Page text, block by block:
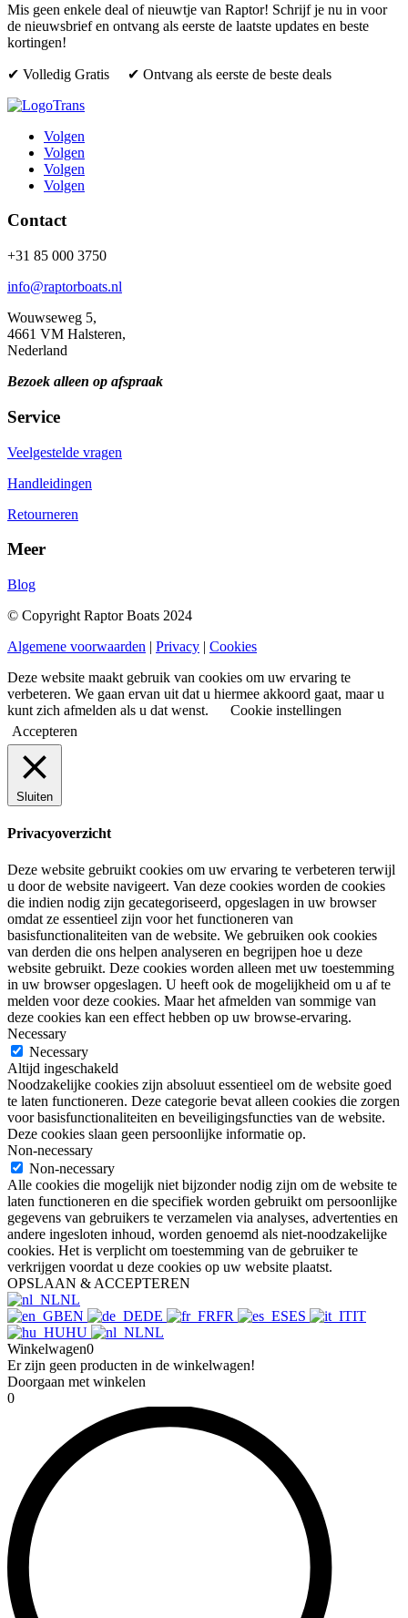
Mis geen enkele deal of nieuwtje van Raptor! Schrijf je nu in voor
de nieuwsbrief en ontvang als eerste de laatste updates en beste
kortingen!
✔ Volledig Gratis ✔ Ontvang als eerste de beste deals
Volgen
Volgen
Volgen
Volgen
Contact
+31 85 000 3750
info@raptorboats.nl
Wouwseweg 5,
4661 VM Halsteren,
Nederland
Bezoek alleen op afspraak
Service
Veelgestelde vragen
Handleidingen
Retourneren
Meer
Blog
© Copyright Raptor Boats 2024
Algemene voorwaarden | Privacy | Cookies
Deze website maakt gebruik van cookies om uw ervaring te
verbeteren. We gaan ervan uit dat u hiermee akkoord gaat, maar u
kunt zich afmelden als u dat wenst.
Cookie instellingen
Accepteren
Sluiten
Privacyoverzicht
Deze website gebruikt cookies om uw ervaring te verbeteren terwijl
u door de website navigeert. Van deze cookies worden de cookies
die indien nodig zijn gecategoriseerd, opgeslagen in uw browser
omdat ze essentieel zijn voor het functioneren van
basisfunctionaliteiten van de website. We gebruiken ook cookies
van derden die ons helpen analyseren en begrijpen hoe u deze
website gebruikt. Deze cookies worden alleen met uw toestemming
in uw browser opgeslagen. U heeft ook de mogelijkheid om u af te
melden voor deze cookies. Maar het afmelden van sommige van
deze cookies kan een effect hebben op uw browse-ervaring.
Necessary
Necessary
Altijd ingeschakeld
Noodzakelijke cookies zijn absoluut essentieel om de website goed
te laten functioneren. Deze categorie bevat alleen cookies die zorgen
voor basisfunctionaliteiten en beveiligingsfuncties van de website.
Deze cookies slaan geen persoonlijke informatie op.
Non-necessary
Non-necessary
Alle cookies die mogelijk niet bijzonder nodig zijn om de website te
laten functioneren en die specifiek worden gebruikt om persoonlijke
gegevens van gebruikers te verzamelen via analyses, advertenties en
andere ingesloten inhoud, worden genoemd als niet-noodzakelijke
cookies. Het is verplicht om toestemming van de gebruiker te
verkrijgen voordat u deze cookies op uw website plaatst.
OPSLAAN & ACCEPTEREN
NL
EN
DE FR ES
IT
HU
NL
Winkelwagen0
Er zijn geen producten in de winkelwagen!
Doorgaan met winkelen
0